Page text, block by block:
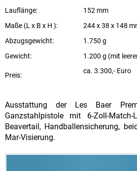
Lauflänge:
152 mm
Maße (L x B x H ):
244 x 38 x 148
Abzugsgewicht:
1.750 g
Gewicht:
1.200 g (mit
Preis:
ca. 3.300,- Euro
Ausstattung der Les Baer
Ganzstahlpistole mit 6-Zoll-Match-
Beavertail, Handballensicherung,
Mar-Visierung.